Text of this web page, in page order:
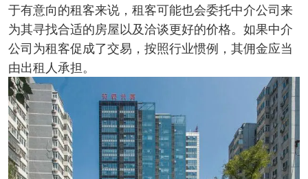
于有意向的租客来说，租客可能也会委托中介公司来
为其寻找合适的房屋以及洽谈更好的价格。如果中介
公司为租客促成了交易，按照行业惯例，其佣金应当
由出租人承担。